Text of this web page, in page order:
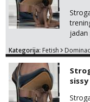
koji
Kategorija: Fetish